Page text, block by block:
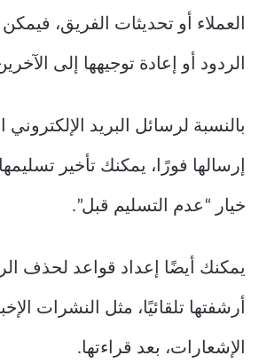
العملاء أو تحديثات الفريق، فيمكن
الردود أو إعادة توجيهها إلى
بالنسبة لرسائل البريد الإلكتروني
إرسالها فورًا، يمكنك تأخير
خيار “عدم التسليم قبل”.
يمكنك أيضًا إعداد قواعد لحذف
أرشفتها تلقائيًا، مثل النشرات
الإشعارات، بعد قراءتها.